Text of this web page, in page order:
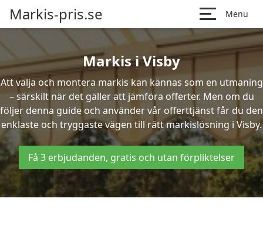
Markis-pris.se Menu
Markis i Visby
Att välja och montera markis kan kännas som en utmaning
– särskilt när det gäller att jämföra offerter. Men om du
följer denna guide och använder vår offerttjänst får du den
enklaste och tryggaste vägen till rätt markislösning i Visby.
Få 3 erbjudanden, gratis och utan förpliktelser